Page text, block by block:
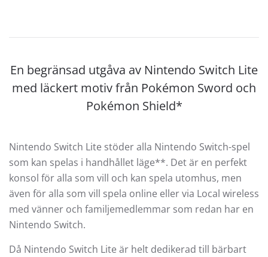
En begränsad utgåva av Nintendo Switch Lite
med läckert motiv från Pokémon Sword och
Pokémon Shield*
Nintendo Switch Lite stöder alla Nintendo Switch-spel
som kan spelas i handhållet läge**. Det är en perfekt
konsol för alla som vill och kan spela utomhus, men
även för alla som vill spela online eller via Local wireless
med vänner och familjemedlemmar som redan har en
Nintendo Switch.
Då Nintendo Switch Lite är helt dedikerad till bärbart